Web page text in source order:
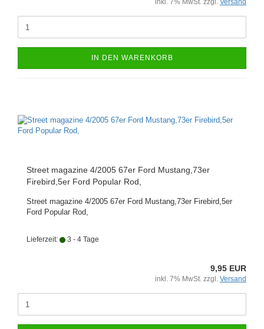
inkl. 7% MwSt. zzgl. Versand
IN DEN WARENKORB
Street magazine 4/2005 67er Ford Mustang,73er
Firebird,5er Ford Popular Rod,
Street magazine 4/2005 67er Ford Mustang,73er Firebird,5er
Ford Popular Rod,
Lieferzeit: 3 - 4 Tage
9,95 EUR
inkl. 7% MwSt. zzgl. Versand